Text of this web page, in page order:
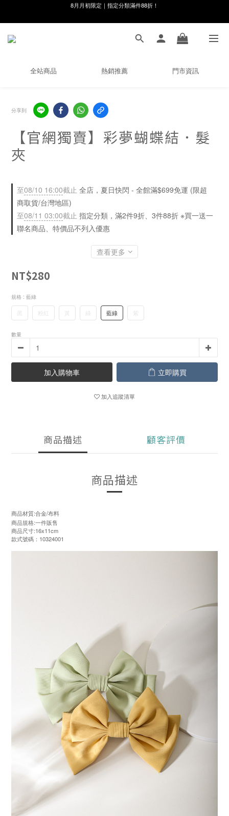
8月月初限定｜指定分類滿件88折！
線在，好事發生｜祈願新品 第2件享9折
🌸新會員限定🌸註冊送$100購物金
全站商品 熱銷推薦 門市資訊
分享到
【官網獨賣】彩夢蝴蝶結．髮
夾
至08/10 16:00截止 全店，夏日快閃 - 全館滿$699免運 (限超
商取貨/台灣地區)
至08/11 03:00截止 指定分類，滿2件9折、3件88折 ※買一送一
聯名商品、特價品不列入優惠
查看更多
NT$280
規格 : 藍綠
粉紅 藍綠 紫
數量
加入購物車 立即購買
加入追蹤清單
商品描述 顧客評價
商品描述
商品材質:合金/布料
商品規格:一件販售
商品尺寸:16x11cm
款式號碼：10324001